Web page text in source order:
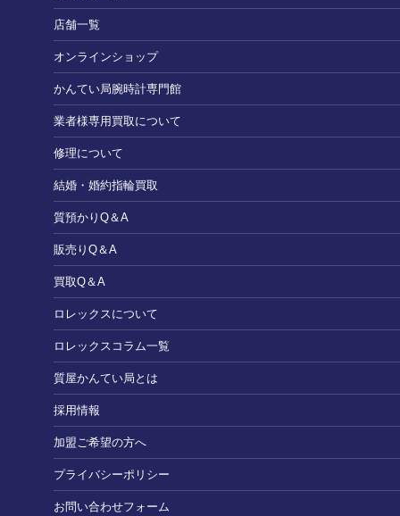
店舗一覧
オンラインショップ
かんてい局腕時計専門館
業者様専用買取について
修理について
結婚・婚約指輪買取
質預かりQ＆A
販売りQ＆A
買取Q＆A
ロレックスについて
ロレックスコラム一覧
質屋かんてい局とは
採用情報
加盟ご希望の方へ
プライバシーポリシー
お問い合わせフォーム